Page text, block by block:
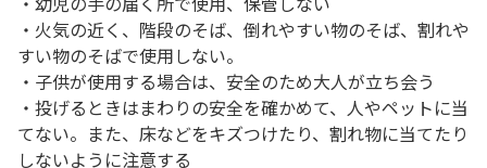
・火気の近く、階段のそば、倒れやすい物のそば、割れや
すい物のそばで使用しない。
・子供が使用する場合は、安全のため大人が立ち会う
・投げるときはまわりの安全を確かめて、人やペットに当
てない。また、床などをキズつけたり、割れ物に当てたり
しないように注意する